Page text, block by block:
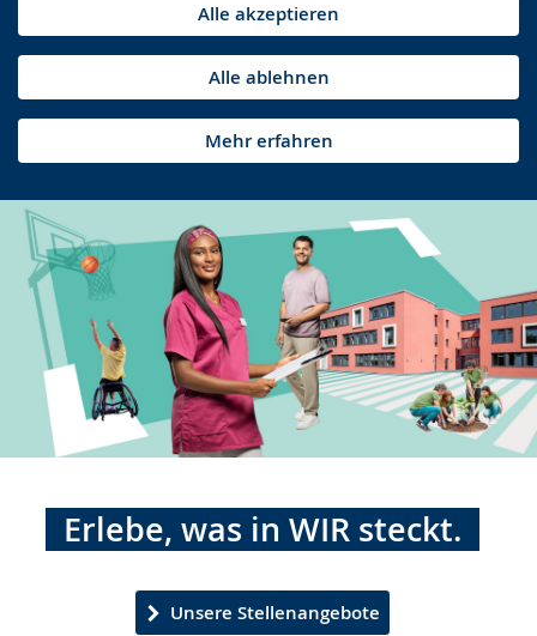
Alle akzeptieren
Alle ablehnen
Mehr erfahren
Erlebe, was in WIR steckt.
Unsere Stellenangebote